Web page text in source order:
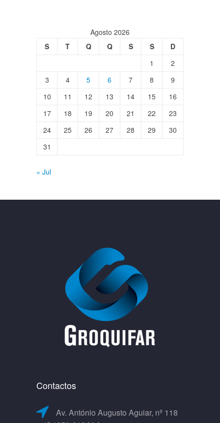
Agosto 2026
S
T Q Q S S
D
1
2
3
4 5 6 7 8
9
10
11 12 13 14 15
16
17
18 19 20 21 22
23
24
25 26 27 28 29
30
31
« Jul
Contactos
Av. António Augusto Aguiar, nº 118